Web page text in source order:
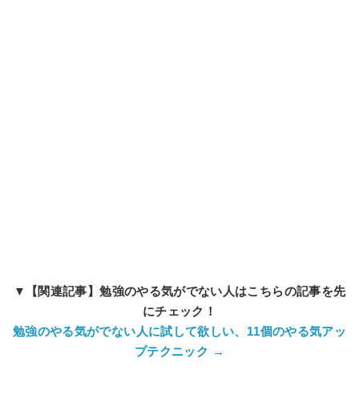
▼【関連記事】勉強のやる気がでない人はこちらの記事を先
にチェック！
勉強のやる気がでない人に試して欲しい、11個のやる気アッ
プテクニック →